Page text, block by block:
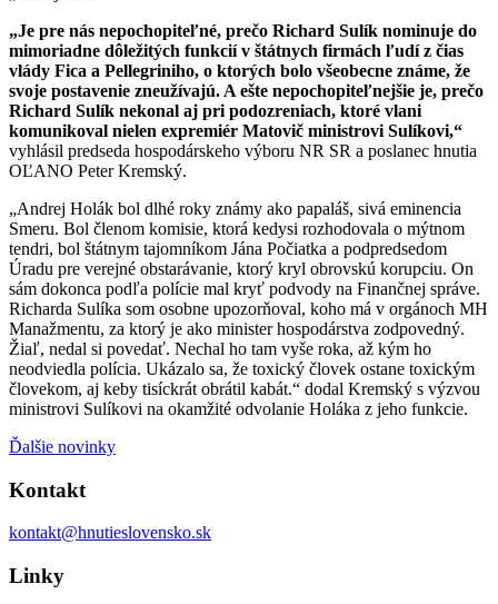
„Je pre nás nepochopiteľné, prečo Richard Sulík nominuje do
mimoriadne dôležitých funkcií v štátnych firmách ľudí z čias
vlády Fica a Pellegriniho, o ktorých bolo všeobecne známe, že
svoje postavenie zneužívajú. A ešte nepochopiteľnejšie je, prečo
Richard Sulík nekonal aj pri podozreniach, ktoré vlani
komunikoval nielen expremiér Matovič ministrovi Sulíkovi,“
vyhlásil predseda hospodárskeho výboru NR SR a poslanec hnutia
OĽANO Peter Kremský.
„Andrej Holák bol dlhé roky známy ako papaláš, sivá eminencia
Smeru. Bol členom komisie, ktorá kedysi rozhodovala o mýtnom
tendri, bol štátnym tajomníkom Jána Počiatka a podpredsedom
Úradu pre verejné obstarávanie, ktorý kryl obrovskú korupciu. On
sám dokonca podľa polície mal kryť podvody na Finančnej správe.
Richarda Sulíka som osobne upozorňoval, koho má v orgánoch MH
Manažmentu, za ktorý je ako minister hospodárstva zodpovedný.
Žiaľ, nedal si povedať. Nechal ho tam vyše roka, až kým ho
neodviedla polícia. Ukázalo sa, že toxický človek ostane toxickým
človekom, aj keby tisíckrát obrátil kabát.“ dodal Kremský s výzvou
ministrovi Sulíkovi na okamžité odvolanie Holáka z jeho funkcie.
Ďalšie novinky
Kontakt
kontakt@hnutieslovensko.sk
Linky